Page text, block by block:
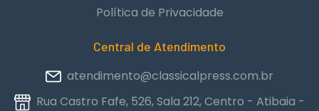
Política de Privacidade
Central de Atendimento
atendimento@classicalpress.com.br
Rua Castro Fafe, 526, Sala 212, Centro - Atibaia -